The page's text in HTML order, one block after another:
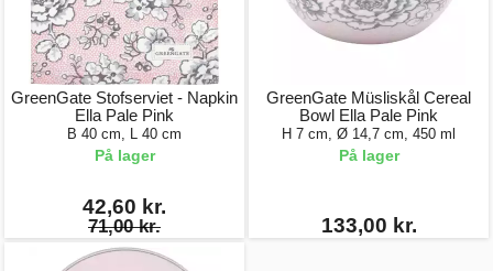
GreenGate Stofserviet - Napkin
Ella Pale Pink
B 40 cm, L 40 cm
På lager
42,60 kr.
71,00 kr.
GreenGate Müsliskål Cereal
Bowl Ella Pale Pink
H 7 cm, Ø 14,7 cm, 450 ml
På lager
133,00 kr.